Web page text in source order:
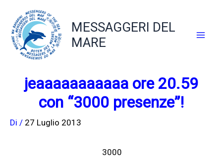
contenuto
MESSAGGERI DEL
MARE
jeaaaaaaaaaaa ore 20.59
con “3000 presenze”!
Di / 27 Luglio 2013
3000